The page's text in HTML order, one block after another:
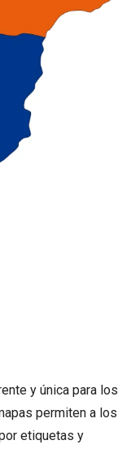
y única para los
permiten a los
etiquetas y